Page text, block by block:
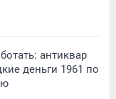
антиквар
деньги 1961 по